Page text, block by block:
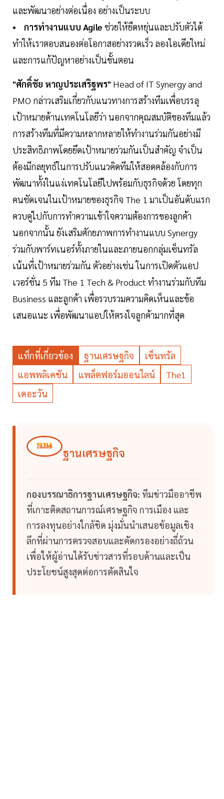
และพัฒนาอย่างต่อเนื่อง อย่างเป็นระบบ
• การทำงานแบบ Agile ช่วยให้ยืดหยุ่นและปรับตัวได้
ทำให้เราตอบสนองต่อโอกาสอย่างรวดเร็ว ลองไอเดียใหม่
และการแก้ปัญหาอย่างเป็นขั้นตอน
"ศักดิ์ชัย หาญประเสริฐพร" Head of IT Synergy and
PMO กล่าวเสริมเกี่ยวกับแนวทางการสร้างทีมเพื่อบรรลุ
เป้าหมายด้านเทคโนโลยีว่า นอกจากคุณสมบัติของทีมแล้ว
การสร้างทีมที่มีความหลากหลายให้ทำงานร่วมกันอย่างมี
ประสิทธิภาพโดยยึดเป้าหมายร่วมกันเป็นสำคัญ จำเป็น
ต้องมีกลยุทธ์ในการปรับแนวคิดทีมให้สอดคล้องกับการ
พัฒนาทั้งในแง่เทคโนโลยีไปพร้อมกับธุรกิจด้วย โดยทุก
คนชัดเจนในเป้าหมายของธุรกิจ The 1 มาเป็นอันดับแรก
ควบคู่ไปกับการทำความเข้าใจความต้องการของลูกค้า
นอกจากนั้น ยังเสริมศักยภาพการทำงานแบบ Synergy
ร่วมกับพาร์ทเนอร์ทั้งภายในและภายนอกกลุ่มเซ็นทรัล
เน้นที่เป้าหมายร่วมกัน ตัวอย่างเช่น ในการเปิดตัวแอป
เวอร์ชั่น 5 ทีม The 1 Tech & Product ทำงานร่วมกับทีม
Business และลูกค้า เพื่อรวบรวมความคิดเห็นและข้อ
เสนอแนะ เพื่อพัฒนาแอปให้ตรงใจลูกค้ามากที่สุด
แท็กที่เกี่ยวข้อง ฐานเศรษฐกิจ
เซ็นทรัล
แอพพลิเคชัน
แพล็ตฟอร์มออนไลน์
The1
เดอะวัน
ฐานเศรษฐกิจ
กองบรรณาธิการฐานเศรษฐกิจ: ทีมข่าวมืออาชีพ
ที่เกาะติดสถานการณ์เศรษฐกิจ การเมือง และ
การลงทุนอย่างใกล้ชิด มุ่งมั่นนำเสนอข้อมูลเชิง
ลึกที่ผ่านการตรวจสอบและคัดกรองอย่างถี่ถ้วน
เพื่อให้ผู้อ่านได้รับข่าวสารที่รอบด้านและเป็น
ประโยชน์สูงสุดต่อการตัดสินใจ